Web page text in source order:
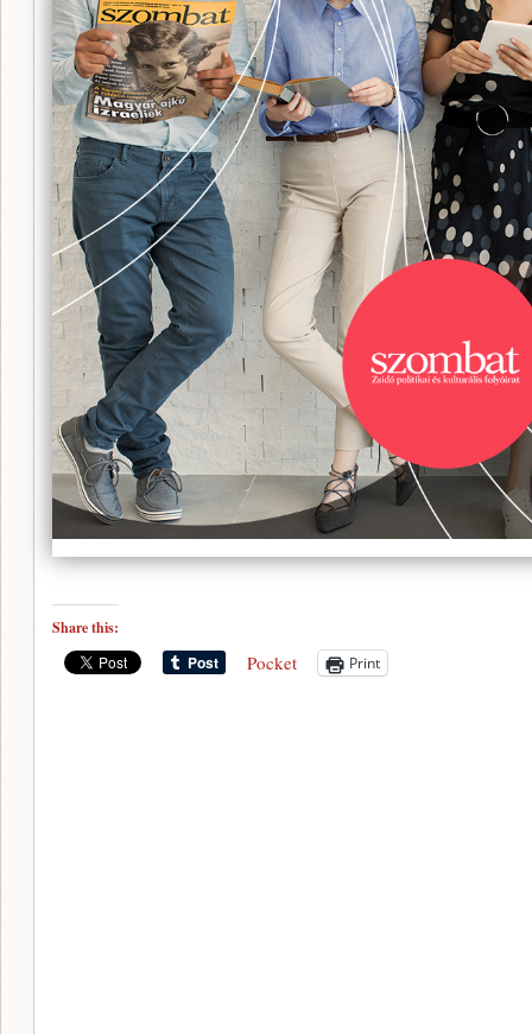
Share this:
Pocket Print